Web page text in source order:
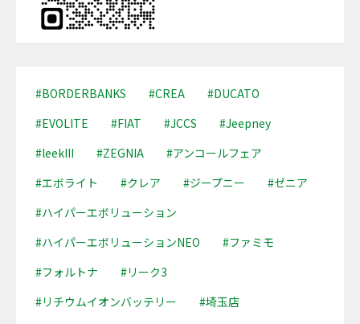
#BORDERBANKS #CREA
#DUCATO
#EVOLITE
#FIAT #JCCS
#Jeepney
#leekIII
#ZEGNIA
#アンコールフェア
#エボライト
#クレア #ジープニー
#ゼニア
#ハイパーエボリューション
#ハイパーエボリューションNEO
#ファミモ
#フォルトナ
#リーク3
#リチウムイオンバッテリー
#埼玉店